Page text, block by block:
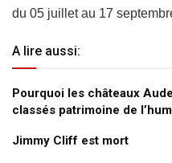
du 05 juillet au 17
A lire aussi:
Pourquoi les châteaux
classés patrimoine de
Jimmy Cliff est mort